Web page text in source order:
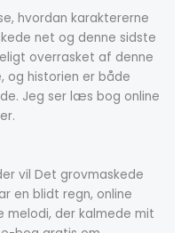
hvordan karaktererne
net og denne sidste
overrasket af denne
og historien er både
Jeg ser læs bog online
vil Det grovmaskede
en blidt regn, online
der kalmede mit